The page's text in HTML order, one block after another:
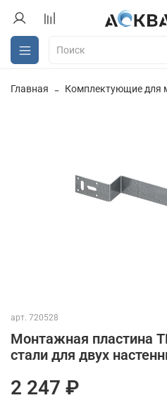
Главная Комплектующие для
арт. 720528
Монтажная пластина
стали для двух
2 247 ₽